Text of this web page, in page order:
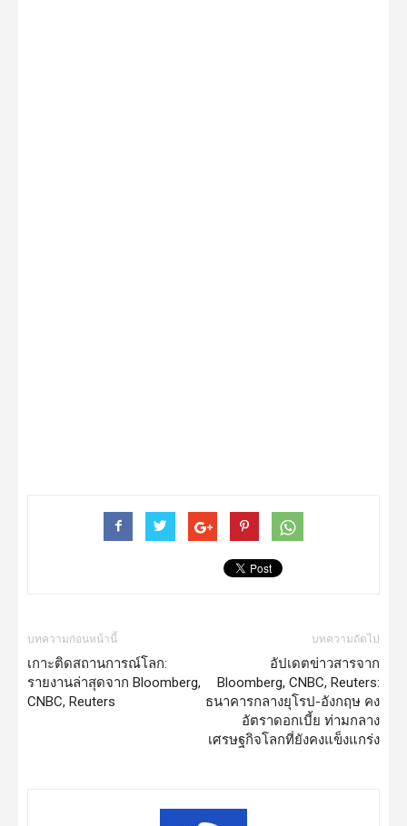
บทความก่อนหน้านี้
เกาะติดสถานการณ์โลก:
รายงานล่าสุดจาก Bloomberg,
CNBC, Reuters
บทความถัดไป
อัปเดตข่าวสารจาก
Bloomberg, CNBC, Reuters:
ธนาคารกลางยุโรป-อังกฤษ คง
อัตราดอกเบี้ย ท่ามกลาง
เศรษฐกิจโลกที่ยังคงแข็งแกร่ง